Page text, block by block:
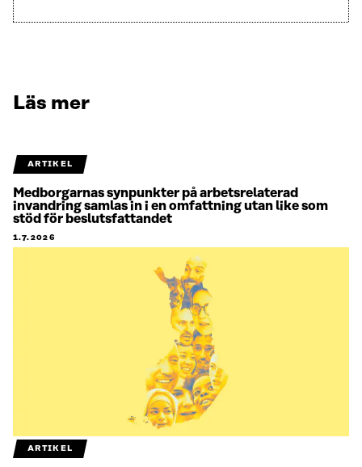
Läs mer
ARTIKEL
Medborgarnas synpunkter på arbetsrelaterad
invandring samlas in i en omfattning utan like som
stöd för beslutsfattandet
1.7.2026
ARTIKEL